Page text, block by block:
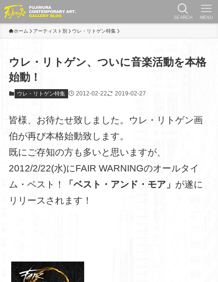
SEARCH MENU
ホーム アーティスト別 ウレ・リトゲン特集
ウレ・リトゲン、ついに音楽活動を本格
始動！
ウレ・リトゲン特集 2012-02-22 2019-02-27
皆様、お待たせ致しました。ウレ・リトゲン画
伯が再び本格始動致します。
既にご存知の方も多いと思いますが、
2012/2/22(水)にFAIR WARNINGのオールタイ
ム・ベスト！
「ベスト・アンド・モア」 が遂に
リリースされます！